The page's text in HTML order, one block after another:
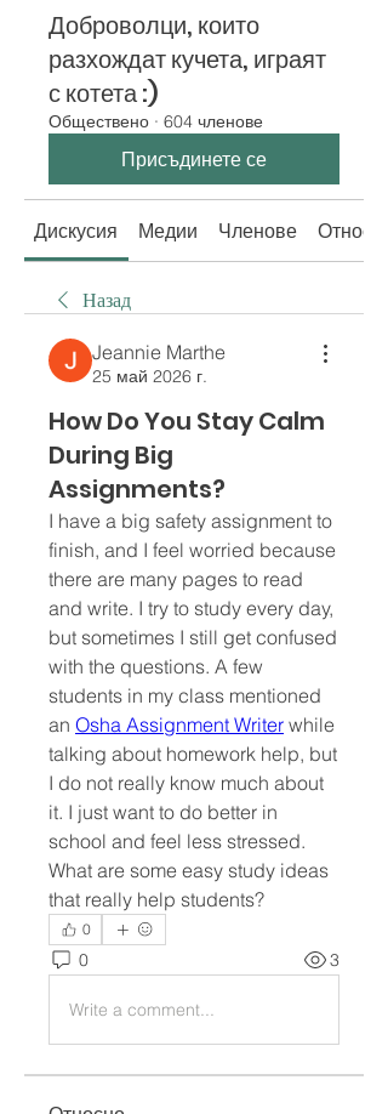
Доброволци, които
разхождат кучета, играят
с котета :)
Обществено · 604 членове
Присъдинете се
Дискусия Медии Членове Относно
Назад
Jeannie Marthe
25 май 2026 г.
How Do You Stay Calm
During Big
Assignments?
I have a big safety assignment to
finish, and I feel worried because
there are many pages to read
and write. I try to study every day,
but sometimes I still get confused
with the questions. A few
students in my class mentioned
an Osha Assignment Writer while
talking about homework help, but
I do not really know much about
it. I just want to do better in
school and feel less stressed.
What are some easy study ideas
that really help students?
0
0 3
Write a comment...